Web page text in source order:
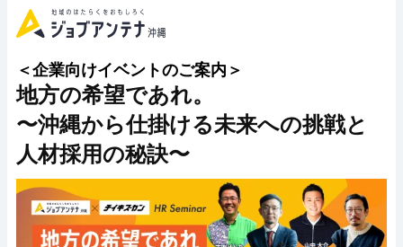
＜企業向けイベントのご案内＞
地方の希望であれ。
〜沖縄から仕掛ける未来への挑戦と
人材採用の秘訣〜